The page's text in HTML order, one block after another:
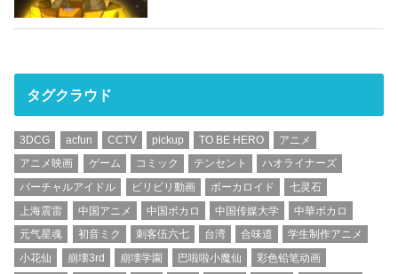
タグクラウド
3DCG acfun CCTV pickup TO BE HERO
アニメ
アニメ映画
ゲーム コミック テンセント
ハオライナーズ
バーチャルアイドル
ビリビリ動画 ボーカロイド
七灵石
上海震雷
中国アニメ 中国ボカロ 中国传媒大学
中華ボカロ
元气星魂
初音ミク 刺客伍六七 台湾 合味道
学生制作アニメ
小花仙
崩壊3rd 崩壊学園 巴啦啦小魔仙
彩色铅笔动画